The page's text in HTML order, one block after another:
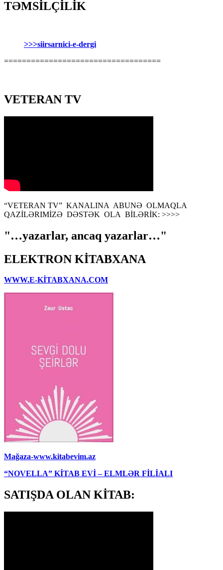
TƏMSİLÇİLİK
>>>siirsarnici-e-dergi
===================================
VETERAN TV
“VETERAN TV” KANALINA ABUNƏ OLMAQLA
QAZİLƏRIMİZƏ DƏSTƏK OLA BİLƏRİK: >>>>
"…yazarlar, ancaq yazarlar…"
ELEKTRON KİTABXANA
WWW.E-KİTABXANA.COM
Mağaza-www.kitabevim.az
“NOVELLA” KİTAB EVİ – ELMLƏR FİLİALI
SATIŞDA OLAN KİTAB: